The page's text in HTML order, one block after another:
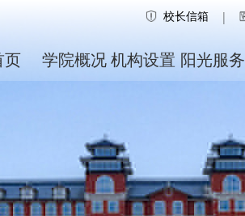
校长信箱 |
页 学院概况 机构设置 阳光服务